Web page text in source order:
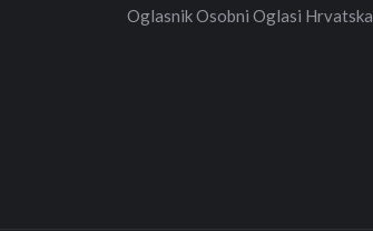
Oglasnik Osobni Oglasi Hrvatska